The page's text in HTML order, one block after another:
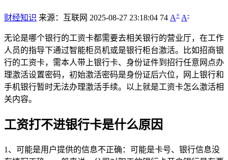
财经知识 来源：互联网 2025-08-27 23:18:04 74 A+ A-
无论是哪个银行的工资卡都需要去相关银行的营业厅，在工作
人员的指导下通过智能柜员机或是银行柜台激活。比如招商银
行的工资卡，需本人带上银行卡、身份证件到招行任意网点办
理激活设置密码，初始激活密码是身份证后六位，网上银行和
手机银行暂时无法办理激活手续。以上就是工资卡怎么激活相
关内容。
工资打不进银行卡是什么原因
1、可能是用户提供的信息不正确：可能是卡号、银行信息没